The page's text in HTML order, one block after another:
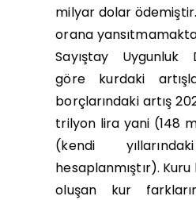
milyar dolar
orana
Sayıştay Uygunluk
göre kurdaki
borçlarındaki artış
trilyon lira yani (148
(kendi
hesaplanmıştır).
oluşan kur